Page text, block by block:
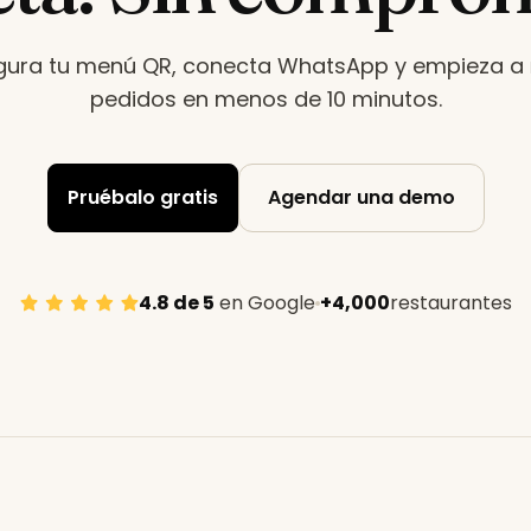
tu menú QR, conecta WhatsApp y empieza a
pedidos en menos de 10 minutos.
Pruébalo gratis Agendar una demo
4.8 de 5 en Google+4,000restaurantes